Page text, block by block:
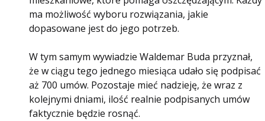
ma możliwość wyboru rozwiązania, jakie
dopasowane jest do jego potrzeb.
W tym samym wywiadzie Waldemar Buda przyznał,
że w ciągu tego jednego miesiąca udało się podpisać
aż 700 umów. Pozostaje mieć nadzieję, że wraz z
kolejnymi dniami, ilość realnie podpisanych umów
faktycznie będzie rosnąć.